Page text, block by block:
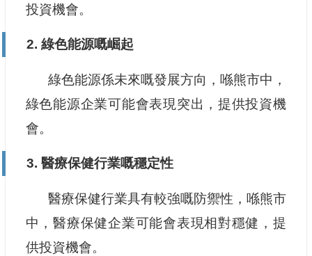
投資機會。
2. 綠色能源嘅崛起
綠色能源係未來嘅發展方向，喺熊市中，
綠色能源企業可能會表現突出，提供投資機
會。
3. 醫療保健行業嘅穩定性
醫療保健行業具有較強嘅防禦性，喺熊市
中，醫療保健企業可能會表現相對穩健，提
供投資機會。